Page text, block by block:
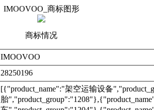
IMOOVOO_商标图形
商标情况
IMOOVOO
28250196
[{"product_name":"架空运输设备
胎